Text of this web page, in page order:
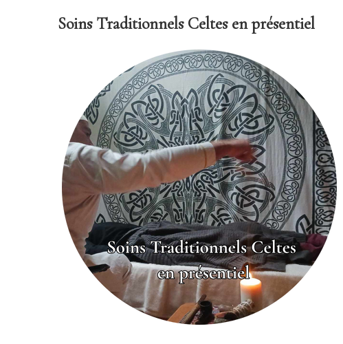
Soins Traditionnels Celtes en présentiel